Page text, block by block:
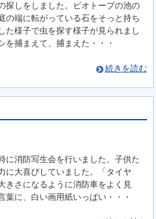
探しをしました。ビオトープの池の
の端に転がっている石をそっと持ち
た様子で虫を探す様子が見られまし
を捕まえて、捕まえた・・・
続きを読む
に消防写生会を行いました。子供た
に大喜びしていました。「タイヤ
きさになるように消防車をよく見
葉に、白い画用紙いっぱい・・・